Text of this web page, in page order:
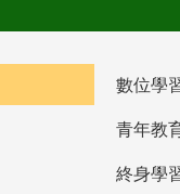
數位學
青年教
終身學